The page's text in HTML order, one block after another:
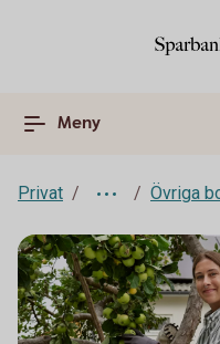
Meny
Privat Övriga